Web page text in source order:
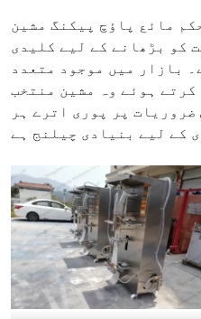
مائع پاؤچ پیکنگ مشین
کو بڑھانے کے لیے کلیدی
بازار میں موجود متعدد
ہوئے وہ مشین منتخب
پر پوری اترے ہر